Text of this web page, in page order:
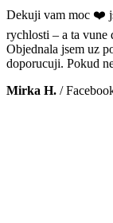
Dekuji vam moc ❤️
rychlosti – a ta
Objednala jsem uz
doporucuji. Pokud
Mirka H. /